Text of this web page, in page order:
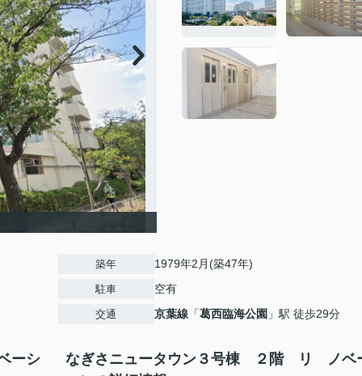
築年 1979年2月(築47年)
駐車 空有
交通 京葉線 「葛西臨海公園 」駅 徒歩29分
ーシ
なぎさニュータウン３号棟 ２階 リ ノベ